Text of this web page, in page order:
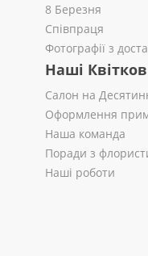
8 Березня
Співпраця
Фотографії з
Наші
Салон на
Оформлення
Наша команда
Поради з
Наші роботи